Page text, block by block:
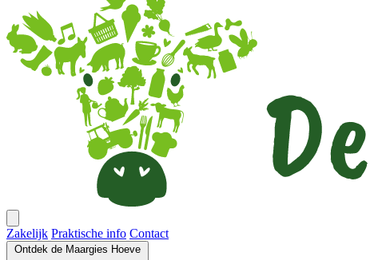
Zakelijk Praktische info Contact
Ontdek de Maargies Hoeve